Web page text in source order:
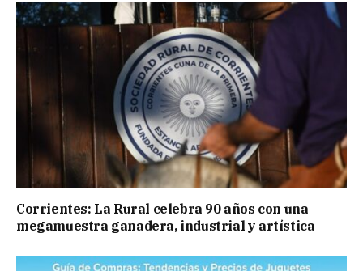
Corrientes: La Rural celebra 90 años con una
megamuestra ganadera, industrial y artística